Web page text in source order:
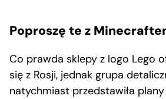
Poproszę te z
Co prawda sklepy z logo Lego
się z Rosji, jednak grupa
natychmiast przedstawiła